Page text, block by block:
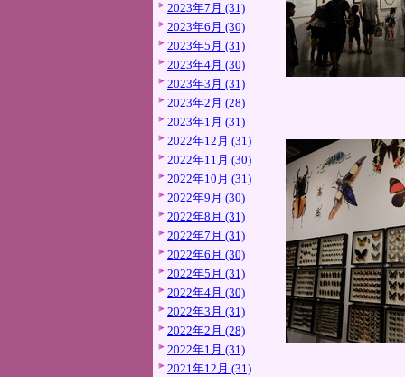
2023年7月 (31)
2023年6月 (30)
2023年5月 (31)
2023年4月 (30)
2023年3月 (31)
2023年2月 (28)
2023年1月 (31)
2022年12月 (31)
2022年11月 (30)
2022年10月 (31)
2022年9月 (30)
2022年8月 (31)
2022年7月 (31)
2022年6月 (30)
2022年5月 (31)
2022年4月 (30)
2022年3月 (31)
2022年2月 (28)
2022年1月 (31)
2021年12月 (31)